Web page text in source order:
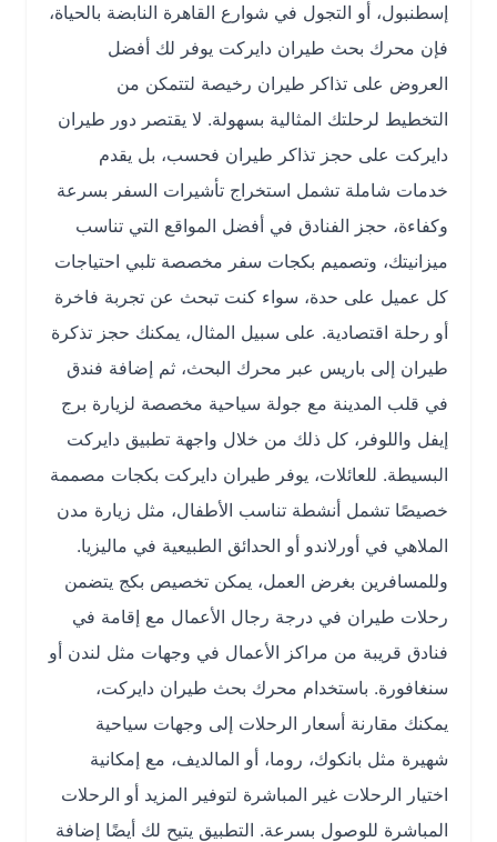
إسطنبول، أو التجول في شوارع القاهرة النابضة بالحياة،
فإن محرك بحث طيران دايركت يوفر لك أفضل
العروض على تذاكر طيران رخيصة لتتمكن من
التخطيط لرحلتك المثالية بسهولة. لا يقتصر دور طيران
دايركت على حجز تذاكر طيران فحسب، بل يقدم
خدمات شاملة تشمل استخراج تأشيرات السفر بسرعة
وكفاءة، حجز الفنادق في أفضل المواقع التي تناسب
ميزانيتك، وتصميم بكجات سفر مخصصة تلبي احتياجات
كل عميل على حدة، سواء كنت تبحث عن تجربة فاخرة
أو رحلة اقتصادية. على سبيل المثال، يمكنك حجز تذكرة
طيران إلى باريس عبر محرك البحث، ثم إضافة فندق
في قلب المدينة مع جولة سياحية مخصصة لزيارة برج
إيفل واللوفر، كل ذلك من خلال واجهة تطبيق دايركت
البسيطة. للعائلات، يوفر طيران دايركت بكجات مصممة
خصيصًا تشمل أنشطة تناسب الأطفال، مثل زيارة مدن
الملاهي في أورلاندو أو الحدائق الطبيعية في ماليزيا.
وللمسافرين بغرض العمل، يمكن تخصيص بكج يتضمن
رحلات طيران في درجة رجال الأعمال مع إقامة في
فنادق قريبة من مراكز الأعمال في وجهات مثل لندن أو
سنغافورة. باستخدام محرك بحث طيران دايركت،
يمكنك مقارنة أسعار الرحلات إلى وجهات سياحية
شهيرة مثل بانكوك، روما، أو المالديف، مع إمكانية
اختيار الرحلات غير المباشرة لتوفير المزيد أو الرحلات
المباشرة للوصول بسرعة. التطبيق يتيح لك أيضًا إضافة